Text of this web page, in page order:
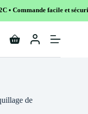
et sécurisé
Shopping
de